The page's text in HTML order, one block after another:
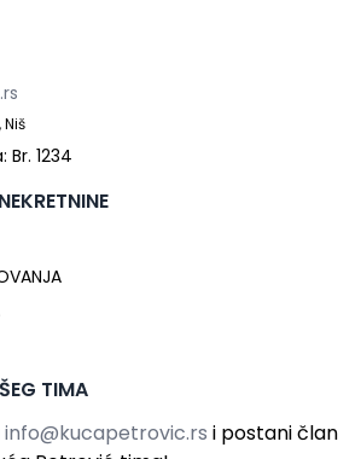
1234
TIMA
info@kucapetrovic.rs i postani član